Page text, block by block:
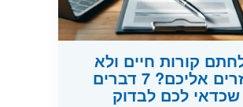
קורות חיים ולא
חוזרים אליכם? 7 דברים
שכדאי לכם לבדוק